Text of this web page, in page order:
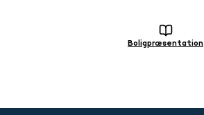
Boligpræsentation